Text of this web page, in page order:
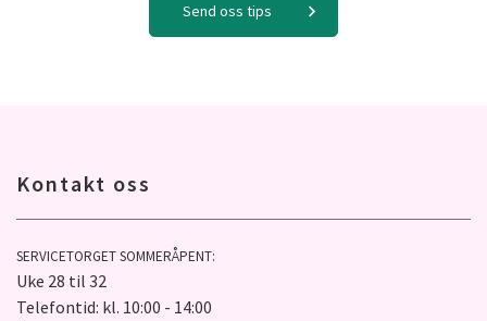
Send oss tips
Kontakt oss
SERVICETORGET SOMMERÅPENT:
Uke 28 til 32
Telefontid: kl. 10:00 - 14:00